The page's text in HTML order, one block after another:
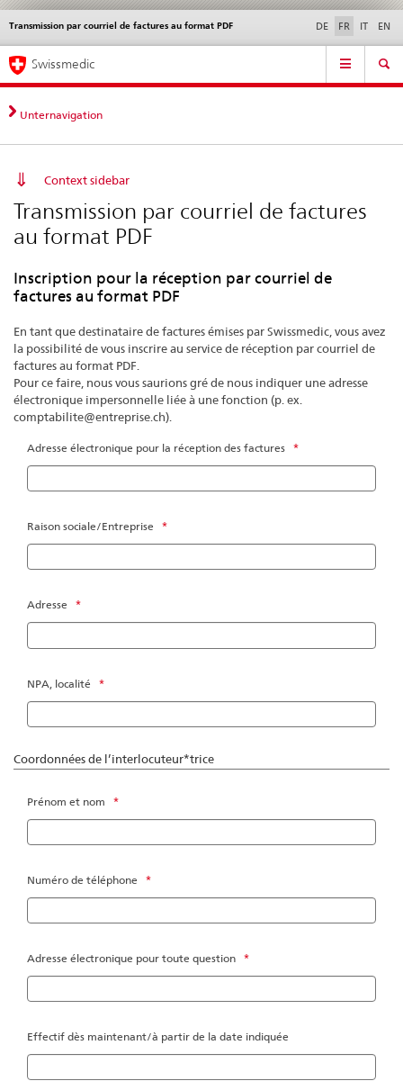
Navigation
directe:
actualités,
bases
contact
Actualités & Mises à
normes
Contact | Support &
aide
Transmission par courriel de factures au format PDF DE FR IT EN
Service
Navigation
Swissmedic
Unternavigation
Context sidebar
Transmission par courriel de factures
au format PDF
Inscription pour la réception par courriel de
factures au format PDF
En tant que destinataire de factures émises par Swissmedic, vous avez
la possibilité de vous inscrire au service de réception par courriel de
factures au format PDF.
Pour ce faire, nous vous saurions gré de nous indiquer une adresse
électronique impersonnelle liée à une fonction (p. ex.
comptabilite@entreprise.ch).
Adresse électronique pour la réception des factures *
Raison sociale/Entreprise *
Adresse *
NPA, localité *
Coordonnées de l’interlocuteur*trice
Prénom et nom *
Numéro de téléphone *
Adresse électronique pour toute question *
Effectif dès maintenant/à partir de la date indiquée